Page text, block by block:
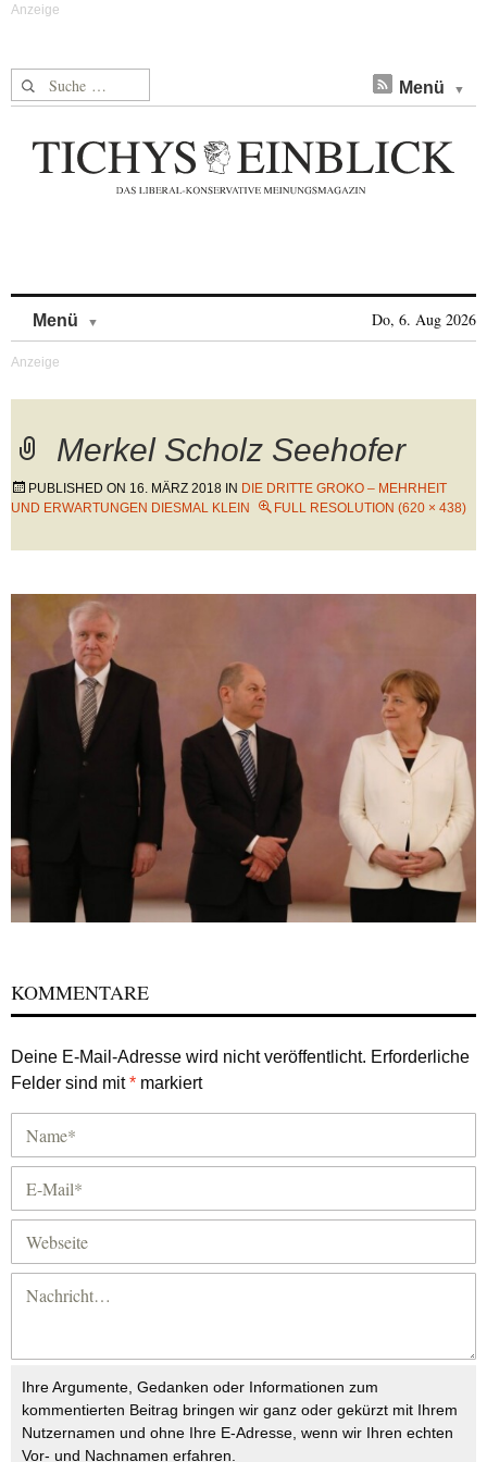
Suche nach: Menü
Menü Do, 6. Aug 2026
Merkel Scholz Seehofer
PUBLISHED ON 16. MÄRZ 2018 IN DIE DRITTE GROKO – MEHRHEIT
UND ERWARTUNGEN DIESMAL KLEIN
FULL RESOLUTION (620 × 438)
KOMMENTARE
Deine E-Mail-Adresse wird nicht veröffentlicht. Erforderliche
Felder sind mit* markiert
Ihre Argumente, Gedanken oder Informationen zum
kommentierten Beitrag bringen wir ganz oder gekürzt mit Ihrem
Nutzernamen und ohne Ihre E-Adresse, wenn wir Ihren echten
Vor- und Nachnamen erfahren.